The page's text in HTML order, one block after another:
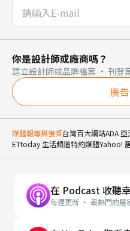
你是設計師或廠商嗎？
建立設計師或品牌檔案 · 刊登
廣
媒體報導與獲獎台灣百大網站ADA
ETtoday 生活頻道特約媒體Yahoo!
在 Podcast 收聽
每週更新 · 最熱門的居